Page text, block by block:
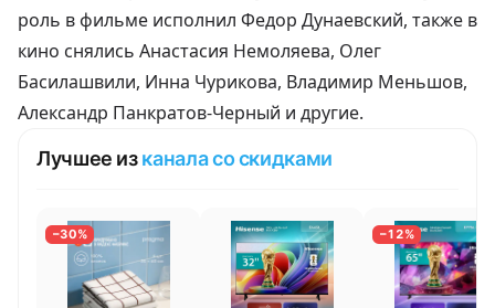
роль в фильме исполнил Федор Дунаевский, также в
кино снялись Анастасия Немоляева, Олег
Басилашвили, Инна Чурикова, Владимир Меньшов,
Александр Панкратов-Черный и другие.
Лучшее изканала со скидками
−30% −12%